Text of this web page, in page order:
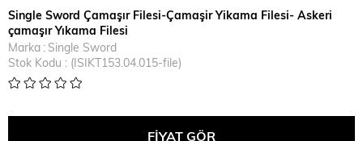
Single Sword Çamaşır Filesi-Çamaşir Yikama Filesi- Askeri
çamaşır Yıkama Filesi
Marka : Single Sword
Stok Kodu
(ISIKT153.04.015-file)